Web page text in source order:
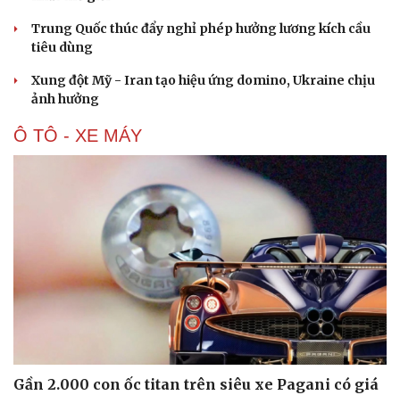
Trung Quốc thúc đẩy nghỉ phép hưởng lương kích cầu
tiêu dùng
Xung đột Mỹ - Iran tạo hiệu ứng domino, Ukraine chịu
ảnh hưởng
Ô TÔ - XE MÁY
Gần 2.000 con ốc titan trên siêu xe Pagani có giá